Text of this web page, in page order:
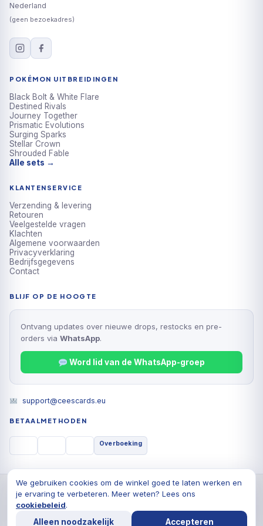
Nederland
(geen bezoekadres)
POKÉMON UITBREIDINGEN
Black Bolt & White Flare
Destined Rivals
Journey Together
Prismatic Evolutions
Surging Sparks
Stellar Crown
Shrouded Fable
Alle sets →
KLANTENSERVICE
Verzending & levering
Retouren
Veelgestelde vragen
Klachten
Algemene voorwaarden
Privacyverklaring
Bedrijfsgegevens
Contact
BLIJF OP DE HOOGTE
Ontvang updates over nieuwe drops, restocks en pre-
orders via WhatsApp.
Word lid van de WhatsApp-groep
support@ceescards.eu
BETAALMETHODEN
Overboeking
© 2026 Cees Cards B.V., Alle rechten voorbehouden
PrivacyverklaringAlgemene voorwaarden Cookiebeleid
We gebruiken cookies om de winkel goed te laten werken en
je ervaring te verbeteren. Meer weten? Lees ons
cookiebeleid.
Alleen noodzakelijk
Accepteren
De waardering van ceescards.eu/ bijWebwinkelKeur